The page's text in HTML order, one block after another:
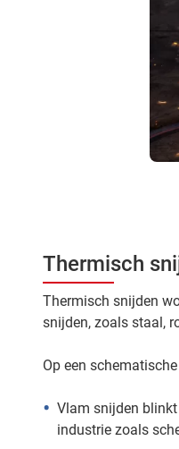
Thermisch
Thermisch snijden
snijden, zoals staal,
Op een
Vlam snijden
industrie zoals